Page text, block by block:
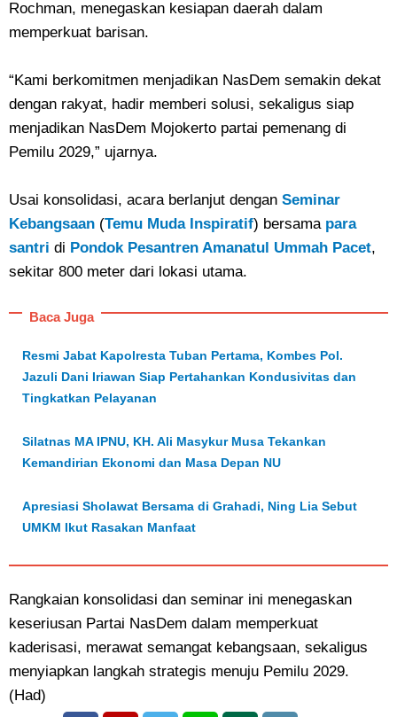
Rochman, menegaskan kesiapan daerah dalam
memperkuat barisan.
“Kami berkomitmen menjadikan NasDem semakin dekat
dengan rakyat, hadir memberi solusi, sekaligus siap
menjadikan NasDem Mojokerto partai pemenang di
Pemilu 2029,” ujarnya.
Usai konsolidasi, acara berlanjut dengan Seminar
Kebangsaan (Temu Muda Inspiratif) bersama para
santri di Pondok Pesantren Amanatul Ummah Pacet,
sekitar 800 meter dari lokasi utama.
Baca Juga
Resmi Jabat Kapolresta Tuban Pertama, Kombes Pol.
Jazuli Dani Iriawan Siap Pertahankan Kondusivitas dan
Tingkatkan Pelayanan
Silatnas MA IPNU, KH. Ali Masykur Musa Tekankan
Kemandirian Ekonomi dan Masa Depan NU
Apresiasi Sholawat Bersama di Grahadi, Ning Lia Sebut
UMKM Ikut Rasakan Manfaat
Rangkaian konsolidasi dan seminar ini menegaskan
keseriusan Partai NasDem dalam memperkuat
kaderisasi, merawat semangat kebangsaan, sekaligus
menyiapkan langkah strategis menuju Pemilu 2029.
(Had)